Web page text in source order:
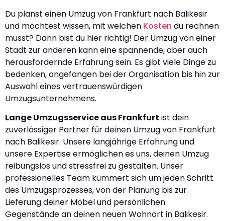
Du planst einen Umzug von Frankfurt nach Balikesir
und möchtest wissen, mit welchen Kosten du rechnen
musst? Dann bist du hier richtig! Der Umzug von einer
Stadt zur anderen kann eine spannende, aber auch
herausfordernde Erfahrung sein. Es gibt viele Dinge zu
bedenken, angefangen bei der Organisation bis hin zur
Auswahl eines vertrauenswürdigen
Umzugsunternehmens.
Lange Umzugsservice aus Frankfurt ist dein
zuverlässiger Partner für deinen Umzug von Frankfurt
nach Balikesir. Unsere langjährige Erfahrung und
unsere Expertise ermöglichen es uns, deinen Umzug
reibungslos und stressfrei zu gestalten. Unser
professionelles Team kümmert sich um jeden Schritt
des Umzugsprozesses, von der Planung bis zur
Lieferung deiner Möbel und persönlichen
Gegenstände an deinen neuen Wohnort in Balikesir.